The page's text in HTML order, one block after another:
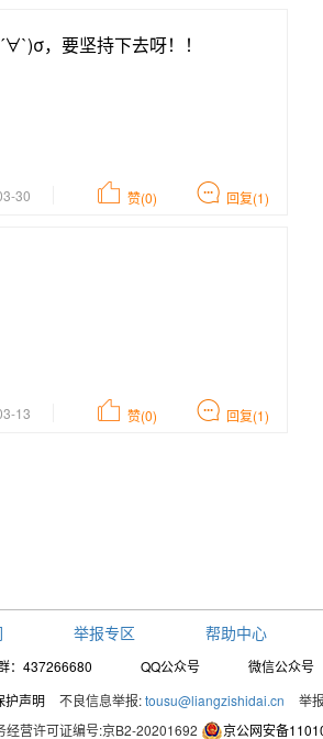
，要坚持下去呀！！
30 赞(0) 回复(1)
13 赞(0) 回复(1)
举报专区 帮助中心
：437266680 QQ公众号
微信公众号
护声明 不良信息举报:tousu@liangzishidai.cn 举
经营许可证编号:京B2-20201692 京公网安备